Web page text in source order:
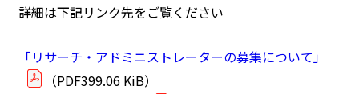
詳細は下記リンク先をご覧ください
「リサーチ・アドミニストレーターの募集について」
（PDF399.06 KiB）